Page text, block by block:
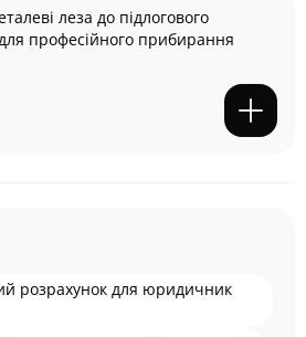
леза до підлогового
професійного прибирання
розрахунок для юридичник